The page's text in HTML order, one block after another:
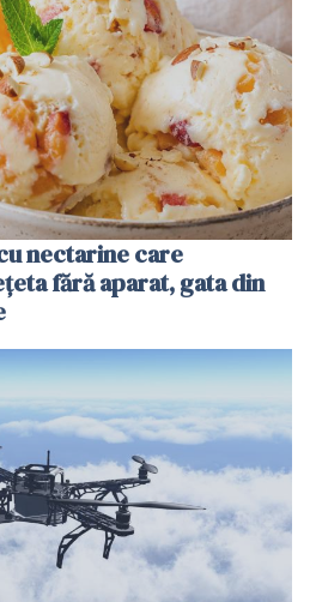
nectarine care
fără aparat, gata din